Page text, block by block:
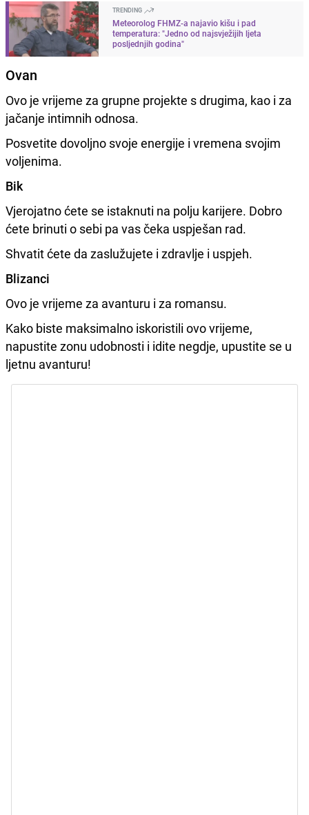
TRENDING
Meteorolog FHMZ-a najavio kišu i pad
temperatura: "Jedno od najsvježijih ljeta
posljednjih godina"
Ovan
Ovo je vrijeme za grupne projekte s drugima, kao i za
jačanje intimnih odnosa.
Posvetite dovoljno svoje energije i vremena svojim
voljenima.
Bik
Vjerojatno ćete se istaknuti na polju karijere. Dobro
ćete brinuti o sebi pa vas čeka uspješan rad.
Shvatit ćete da zaslužujete i zdravlje i uspjeh.
Blizanci
Ovo je vrijeme za avanturu i za romansu.
Kako biste maksimalno iskoristili ovo vrijeme,
napustite zonu udobnosti i idite negdje, upustite se u
ljetnu avanturu!